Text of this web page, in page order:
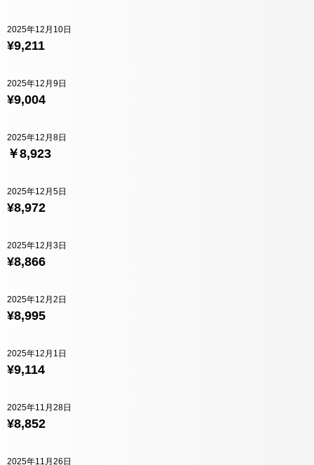
¥9,211
2025年12月10日
¥9,004
2025年12月9日
￥8,923
2025年12月8日
¥8,972
2025年12月5日
¥8,866
2025年12月3日
¥8,995
2025年12月2日
¥9,114
2025年12月1日
¥8,852
2025年11月28日
2025年11月26日